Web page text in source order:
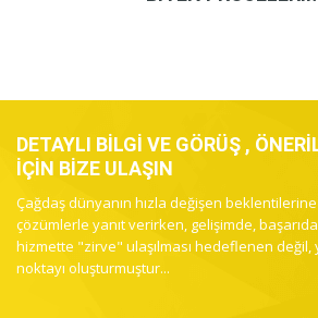
DETAYLI BİLGİ VE GÖRÜŞ ,
İÇİN BİZE ULAŞIN
Çağdaş dünyanın hızla değişen
çözümlerle yanıt verirken, gelişimde,
hizmette "zirve" ulaşılması hedeflenen değil,
noktayı oluşturmuştur...